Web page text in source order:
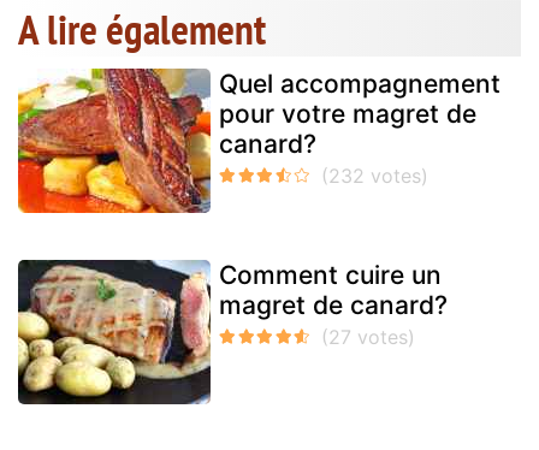
A lire également
Quel accompagnement
pour votre magret de
canard?
Comment cuire un
magret de canard?